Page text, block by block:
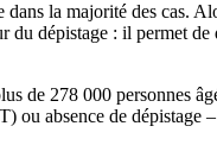
la majorité des cas.
dépistage : il permet
de 278 000 personnes
ou absence de dépistage